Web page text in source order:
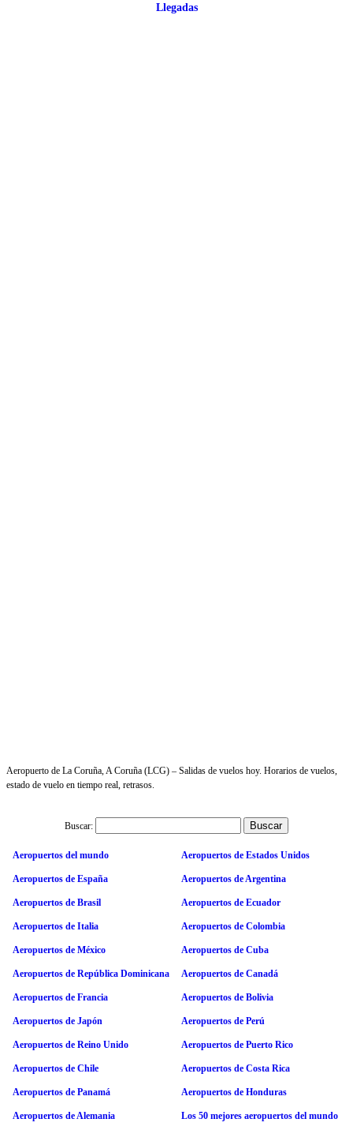
Llegadas
Aeropuerto de La Coruña, A Coruña (LCG) – Salidas de vuelos hoy. Horarios de vuelos,
estado de vuelo en tiempo real, retrasos.
Buscar:
Aeropuertos del mundo Aeropuertos de Estados Unidos
Aeropuertos de España Aeropuertos de Argentina
Aeropuertos de Brasil Aeropuertos de Ecuador
Aeropuertos de Italia Aeropuertos de Colombia
Aeropuertos de México Aeropuertos de Cuba
Aeropuertos de República Dominicana Aeropuertos de Canadá
Aeropuertos de Francia Aeropuertos de Bolivia
Aeropuertos de Japón Aeropuertos de Perú
Aeropuertos de Reino Unido Aeropuertos de Puerto Rico
Aeropuertos de Chile Aeropuertos de Costa Rica
Aeropuertos de Panamá Aeropuertos de Honduras
Aeropuertos de Alemania Los 50 mejores aeropuertos del mundo